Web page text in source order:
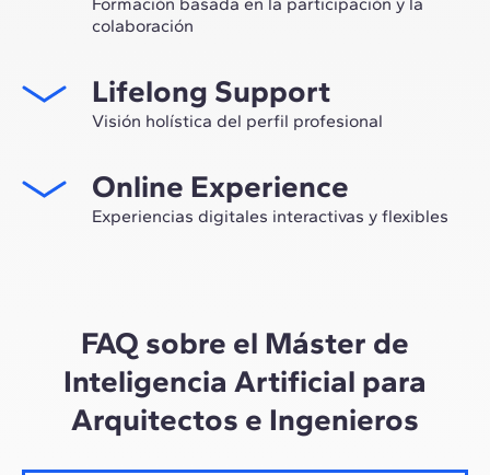
colaboración
network profesional, sino tener la ocasión única de
participar en grupos de trabajo seleccionados,
asesorados por el expertise de nuestros profesores,
construcción.
Lifelong Support
Visión holística del perfil profesional
Máster, te acompañamos para tener una visión crítica y
360º de tu futuro como experto en el sector.
Online Experience
Experiencias digitales interactivas y flexibles
ritmo híbrido de los profesionales actuales.
FAQ sobre el Máster de
Inteligencia Artificial para
Arquitectos e Ingenieros